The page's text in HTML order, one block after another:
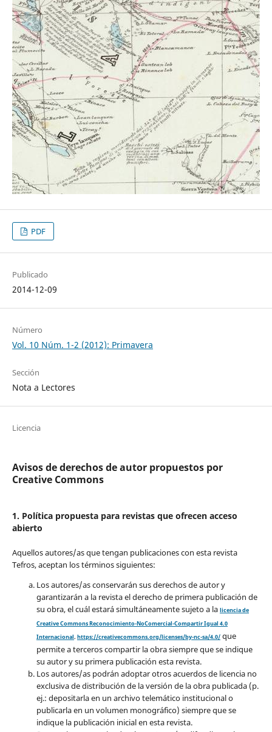
PDF
Publicado
2014-12-09
Número
Vol. 10 Núm. 1-2 (2012): Primavera
Sección
Nota a Lectores
Licencia
Avisos de derechos de autor propuestos por
Creative Commons
1. Política propuesta para revistas que ofrecen acceso
abierto
Aquellos autores/as que tengan publicaciones con esta revista
Tefros, aceptan los términos siguientes:
Los autores/as conservarán sus derechos de autor y
garantizarán a la revista el derecho de primera publicación de
su obra, el cuál estará simultáneamente sujeto a la licencia de
Creative Commons Reconocimiento-NoComercial-Compartir Igual 4.0
Internacional. https://creativecommons.org/licenses/by-nc-sa/4.0/que
permite a terceros compartir la obra siempre que se indique
su autor y su primera publicación esta revista.
Los autores/as podrán adoptar otros acuerdos de licencia no
exclusiva de distribución de la versión de la obra publicada (p.
ej.: depositarla en un archivo telemático institucional o
publicarla en un volumen monográfico) siempre que se
indique la publicación inicial en esta revista.